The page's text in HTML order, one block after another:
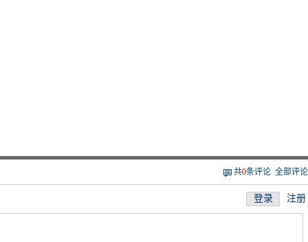
共0条评论 全部评论
注册
登录